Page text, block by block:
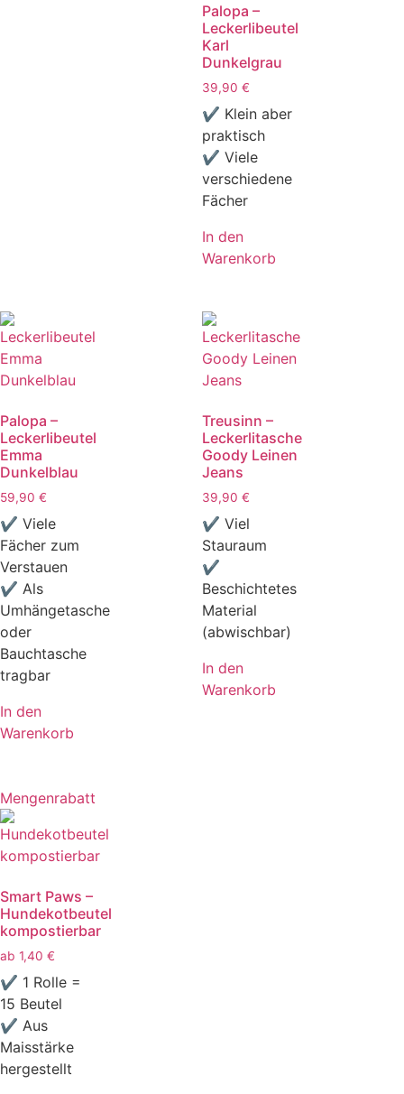
Palopa –
Leckerlibeutel
Karl
Dunkelgrau
39,90 €
✔ Klein aber
praktisch
✔ Viele
verschiedene
Fächer
In den
Warenkorb
Palopa –
Leckerlibeutel
Emma
Dunkelblau
59,90 €
✔ Viele
Fächer zum
Verstauen
✔ Als
Umhängetasche
oder
Bauchtasche
tragbar
In den
Warenkorb
Treusinn –
Leckerlitasche
Goody Leinen
Jeans
39,90 €
✔ Viel
Stauraum
✔
Beschichtetes
Material
(abwischbar)
In den
Warenkorb
Mengenrabatt
Smart Paws –
Hundekotbeutel
kompostierbar
ab 1,40 €
✔ 1 Rolle =
15 Beutel
✔ Aus
Maisstärke
hergestellt